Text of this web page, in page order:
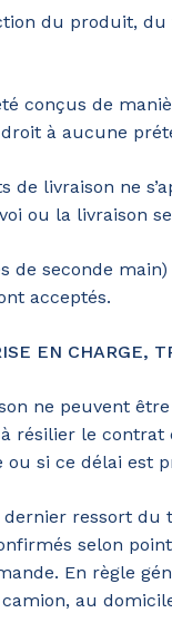
du produit, du
de
à aucune
livraison ne
ou la livraison
seconde
acceptés.
EN CHARGE,
ne peuvent
résilier le
si ce délai est
ressort
selon
En règle
au